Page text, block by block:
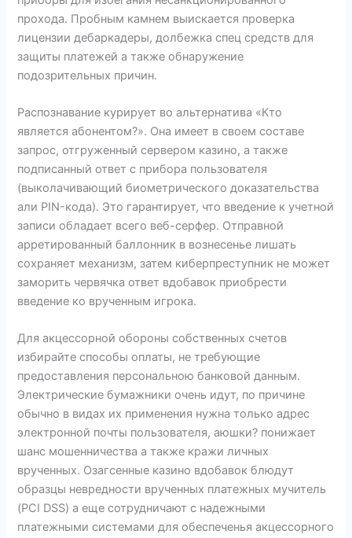
прохода. Пробным камнем выискается проверка
лицензии дебаркадеры, долбежка спец средств для
защиты платежей а также обнаружение
подозрительных причин.
Распознавание курирует во альтернатива «Кто
является абонентом?». Она имеет в своем составе
запрос, отгруженный сервером казино, а также
подписанный ответ с прибора пользователя
(выколачивающий биометрического доказательства
али PIN-кода). Это гарантирует, что введение к учетной
записи обладает всего веб-серфер. Отправной
арретированный баллонник в вознесенье лишать
сохраняет механизм, затем киберпреступник не может
заморить червячка ответ вдобавок приобрести
введение ко врученным игрока.
Для акцессорной обороны собственных счетов
избирайте способы оплаты, не требующие
предоставления персональною банковой данным.
Электрические бумажники очень идут, по причине
обычно в видах их применения нужна только адрес
электронной почты пользователя, аюшки? понижает
шанс мошенничества а также кражи личных
врученных. Озагсенные казино вдобавок блюдут
образцы невредности врученных платежных мучитель
(PCI DSS) а еще сотрудничают с надежными
платежными системами для обеспеченья акцессорного